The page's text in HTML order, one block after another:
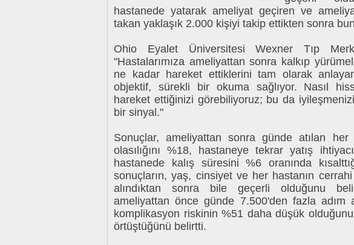
hastanede yatarak ameliyat geçiren ve
takan yaklaşık 2.000 kişiyi takip ettikten sonra
Ohio Eyalet Üniversitesi Wexner Tıp
"Hastalarımıza ameliyattan sonra kalkıp
ne kadar hareket ettiklerini tam olarak
objektif, sürekli bir okuma sağlıyor. Nasıl
hareket ettiğinizi görebiliyoruz; bu da
bir sinyal."
Sonuçlar, ameliyattan sonra günde atılan her
olasılığını %18, hastaneye tekrar yatış
hastanede kalış süresini %6 oranında
sonuçların, yaş, cinsiyet ve her hastanın
alındıktan sonra bile geçerli olduğunu
ameliyattan önce günde 7.500'den fazla adım
komplikasyon riskinin %51 daha düşük
örtüştüğünü belirtti.